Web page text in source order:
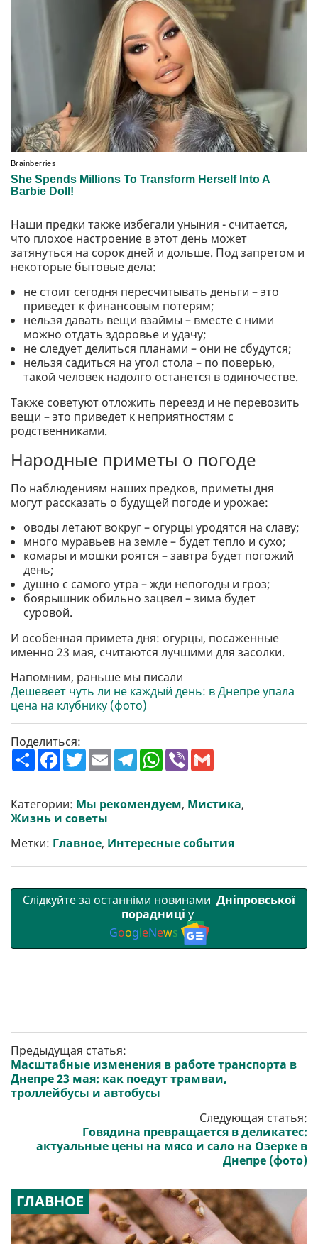
Наши предки также избегали уныния - считается,
что плохое настроение в этот день может
затянуться на сорок дней и дольше. Под запретом и
некоторые бытовые дела:
не стоит сегодня пересчитывать деньги – это
приведет к финансовым потерям;
нельзя давать вещи взаймы – вместе с ними
можно отдать здоровье и удачу;
не следует делиться планами – они не сбудутся;
нельзя садиться на угол стола – по поверью,
такой человек надолго останется в одиночестве.
Также советуют отложить переезд и не перевозить
вещи – это приведет к неприятностям с
родственниками.
Народные приметы о погоде
По наблюдениям наших предков, приметы дня
могут рассказать о будущей погоде и урожае:
оводы летают вокруг – огурцы уродятся на славу;
много муравьев на земле – будет тепло и сухо;
комары и мошки роятся – завтра будет погожий
день;
душно с самого утра – жди непогоды и гроз;
боярышник обильно зацвел – зима будет
суровой.
И особенная примета дня: огурцы, посаженные
именно 23 мая, считаются лучшими для засолки.
Напомним, раньше мы писали
Дешевеет чуть ли не каждый день: в Днепре упала
цена на клубнику (фото)
Поделиться:
П
о
р
и
т
F
a
b
o
o
T
w
t
e
r
E
m
l
T
e
g
r
W
h
s
A
V
r l
Категории: Мы рекомендуем, Мистика,
Жизнь и советы
Метки: Главное, Интересные события
Слідкуйте за останніми новинами Дніпровської
порадниці у
GoogleNews
Предыдущая статья:
Масштабные изменения в работе транспорта в
Днепре 23 мая: как поедут трамваи,
троллейбусы и автобусы
Следующая статья:
Говядина превращается в деликатес:
актуальные цены на мясо и сало на Озерке в
Днепре (фото)
ГЛАВНОЕ